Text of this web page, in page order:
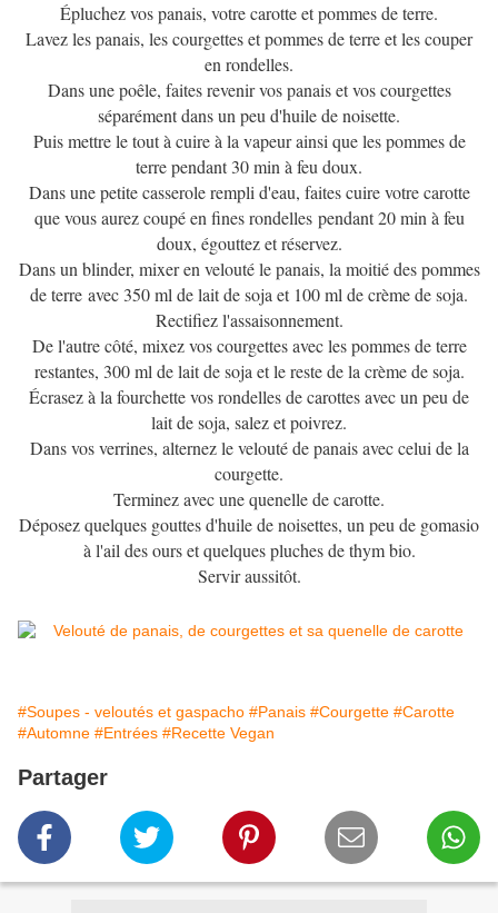
Épluchez vos panais, votre carotte et pommes de terre.
Lavez les panais, les courgettes et pommes de terre et les couper
en rondelles.
Dans une poêle, faites revenir vos panais et vos courgettes
séparément dans un peu d'huile de noisette.
Puis mettre le tout à cuire à la vapeur ainsi que les pommes de
terre pendant 30 min à feu doux.
Dans une petite casserole rempli d'eau, faites cuire votre carotte
que vous aurez coupé en fines rondelles pendant 20 min à feu
doux, égouttez et réservez.
Dans un blinder, mixer en velouté le panais, la moitié des pommes
de terre avec 350 ml de lait de soja et 100 ml de crème de soja.
Rectifiez l'assaisonnement.
De l'autre côté, mixez vos courgettes avec les pommes de terre
restantes, 300 ml de lait de soja et le reste de la crème de soja.
Écrasez à la fourchette vos rondelles de carottes avec un peu de
lait de soja, salez et poivrez.
Dans vos verrines, alternez le velouté de panais avec celui de la
courgette.
Terminez avec une quenelle de carotte.
Déposez quelques gouttes d'huile de noisettes, un peu de gomasio
à l'ail des ours et quelques pluches de thym bio.
Servir aussitôt.
#Soupes - veloutés et gaspacho #Panais #Courgette #Carotte
#Automne #Entrées #Recette Vegan
Partager